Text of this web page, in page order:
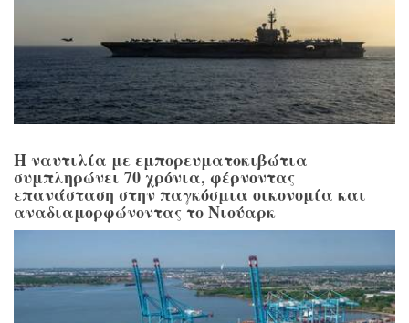
Η ναυτιλία με εμπορευματοκιβώτια
συμπληρώνει 70 χρόνια, φέρνοντας
επανάσταση στην παγκόσμια οικονομία και
αναδιαμορφώνοντας το Νιούαρκ